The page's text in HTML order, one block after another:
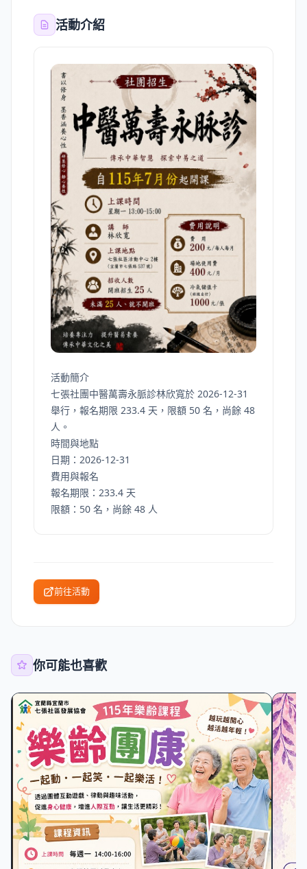
活動介紹
活動簡介
七張社團中醫萬壽永脈診林欣寬於 2026-12-31
舉行，報名期限 233.4 天，限額 50 名，尚餘 48
人。
時間與地點
日期：2026-12-31
費用與報名
報名期限：233.4 天
限額：50 名，尚餘 48 人
前往活動
你可能也喜歡